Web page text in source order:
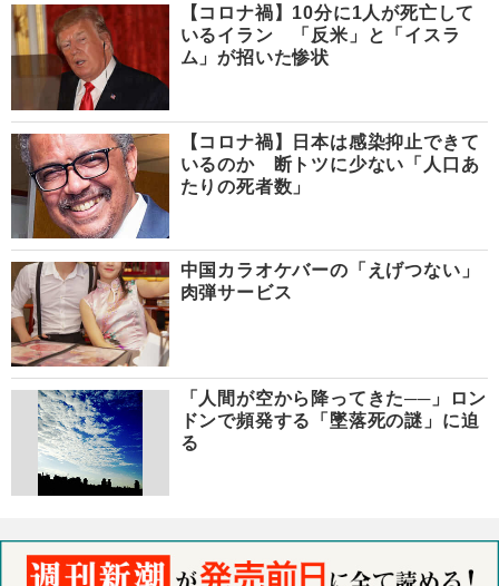
【コロナ禍】10分に1人が死亡して
いるイラン 「反米」と「イスラ
ム」が招いた惨状
【コロナ禍】日本は感染抑止できて
いるのか 断トツに少ない「人口あ
たりの死者数」
中国カラオケバーの「えげつない」
肉弾サービス
「人間が空から降ってきた──」ロン
ドンで頻発する「墜落死の謎」に迫
る